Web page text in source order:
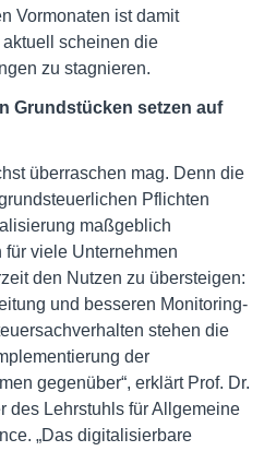
Vormonaten ist damit
scheinen die
zu stagnieren.
Grundstücken setzen auf
überraschen mag. Denn die
Pflichten
maßgeblich
viele Unternehmen
den Nutzen zu übersteigen:
und besseren Monitoring-
stehen die
der
gegenüber“, erklärt Prof. Dr.
des Lehrstuhls für Allgemeine
„Das digitalisierbare